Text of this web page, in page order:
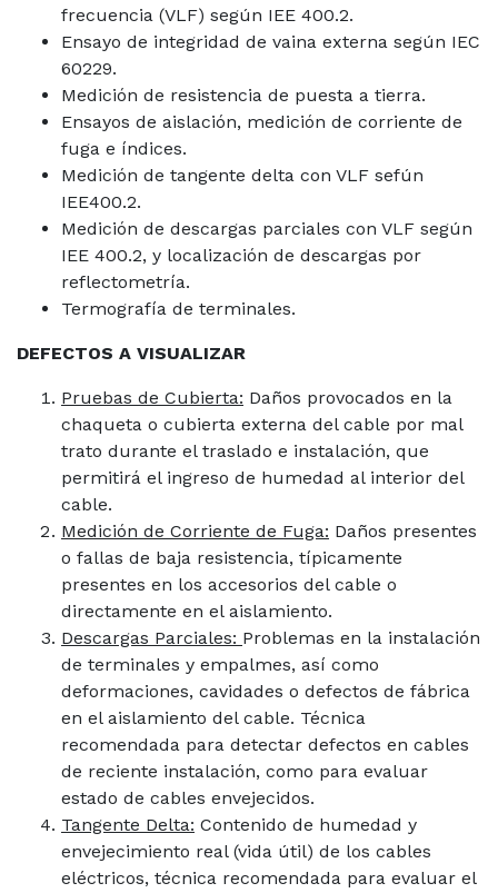
frecuencia (VLF) según IEE 400.2.
Ensayo de integridad de vaina externa según IEC
60229.
Medición de resistencia de puesta a tierra.
Ensayos de aislación, medición de corriente de
fuga e índices.
Medición de tangente delta con VLF sefún
IEE400.2.
Medición de descargas parciales con VLF según
IEE 400.2, y localización de descargas por
reflectometría.
Termografía de terminales.
DEFECTOS A VISUALIZAR
Pruebas de Cubierta: Daños provocados en la
chaqueta o cubierta externa del cable por mal
trato durante el traslado e instalación, que
permitirá el ingreso de humedad al interior del
cable.
Medición de Corriente de Fuga: Daños presentes
o fallas de baja resistencia, típicamente
presentes en los accesorios del cable o
directamente en el aislamiento.
Descargas Parciales: Problemas en la instalación
de terminales y empalmes, así como
deformaciones, cavidades o defectos de fábrica
en el aislamiento del cable. Técnica
recomendada para detectar defectos en cables
de reciente instalación, como para evaluar
estado de cables envejecidos.
Tangente Delta: Contenido de humedad y
envejecimiento real (vida útil) de los cables
eléctricos, técnica recomendada para evaluar el